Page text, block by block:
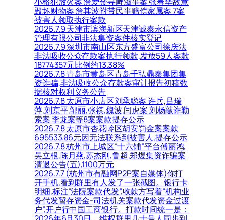
毁坏财物案 詹其波附带民事赔偿家属案 7案
被害人领取执行案款
2026.7.9 天津市滨海新区天津诚泰永信资产
管理有限公司非法集资案件核实登记
2026.7.9 深圳市南山区东方盛富公司徐庆法
非法吸收公众存款案执行领款,发放59人案款
18774357元比例约13.38%
2026.7.8 青岛市黄岛区青岛千弘鼎泰集团集
资诈骗,非法吸收公众存款案审计报告初稿数
据核对权利义务公告
2026.7.8 太原市小店区刘承聪案 许兵,吕瑞
萍,刘京平,邹丽,张祺,魏波,闫虎案 刘杨敲诈勒
索案 李龙案等8案案款提存公示
2026.7.8 太原市杏花岭区胡安罚金案案款
695533.86元因无法联系到被害人,提存公示
2026.7.8 杭州市上城区“十六铺”平台傅丽鸿,
吴立根,陈月燕,苏杰刚,鲁超,郑煜集资诈骗案
清退公告(五),1100万元
2026.7.7 (杭州市有融网P2P案自媒体)你打
开手机,看到群里有人发了一张截图。银行卡
明细,标注“法院案款代发”,收款方写着“机构业
务代发暂存资金-司法机关案款代发资金过渡
户”,开户行中国工商银行。打款时间统一是：